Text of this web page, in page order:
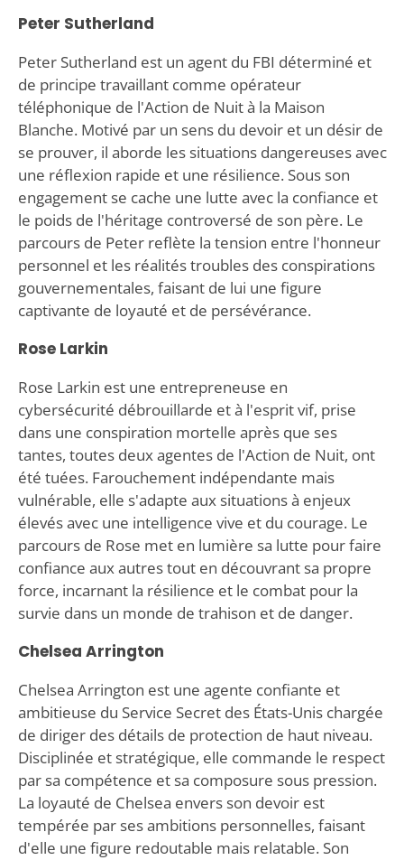
Peter Sutherland
Peter Sutherland est un agent du FBI déterminé et
de principe travaillant comme opérateur
téléphonique de l'Action de Nuit à la Maison
Blanche. Motivé par un sens du devoir et un désir de
se prouver, il aborde les situations dangereuses avec
une réflexion rapide et une résilience. Sous son
engagement se cache une lutte avec la confiance et
le poids de l'héritage controversé de son père. Le
parcours de Peter reflète la tension entre l'honneur
personnel et les réalités troubles des conspirations
gouvernementales, faisant de lui une figure
captivante de loyauté et de persévérance.
Rose Larkin
Rose Larkin est une entrepreneuse en
cybersécurité débrouillarde et à l'esprit vif, prise
dans une conspiration mortelle après que ses
tantes, toutes deux agentes de l'Action de Nuit, ont
été tuées. Farouchement indépendante mais
vulnérable, elle s'adapte aux situations à enjeux
élevés avec une intelligence vive et du courage. Le
parcours de Rose met en lumière sa lutte pour faire
confiance aux autres tout en découvrant sa propre
force, incarnant la résilience et le combat pour la
survie dans un monde de trahison et de danger.
Chelsea Arrington
Chelsea Arrington est une agente confiante et
ambitieuse du Service Secret des États-Unis chargée
de diriger des détails de protection de haut niveau.
Disciplinée et stratégique, elle commande le respect
par sa compétence et sa composure sous pression.
La loyauté de Chelsea envers son devoir est
tempérée par ses ambitions personnelles, faisant
d'elle une figure redoutable mais relatable. Son